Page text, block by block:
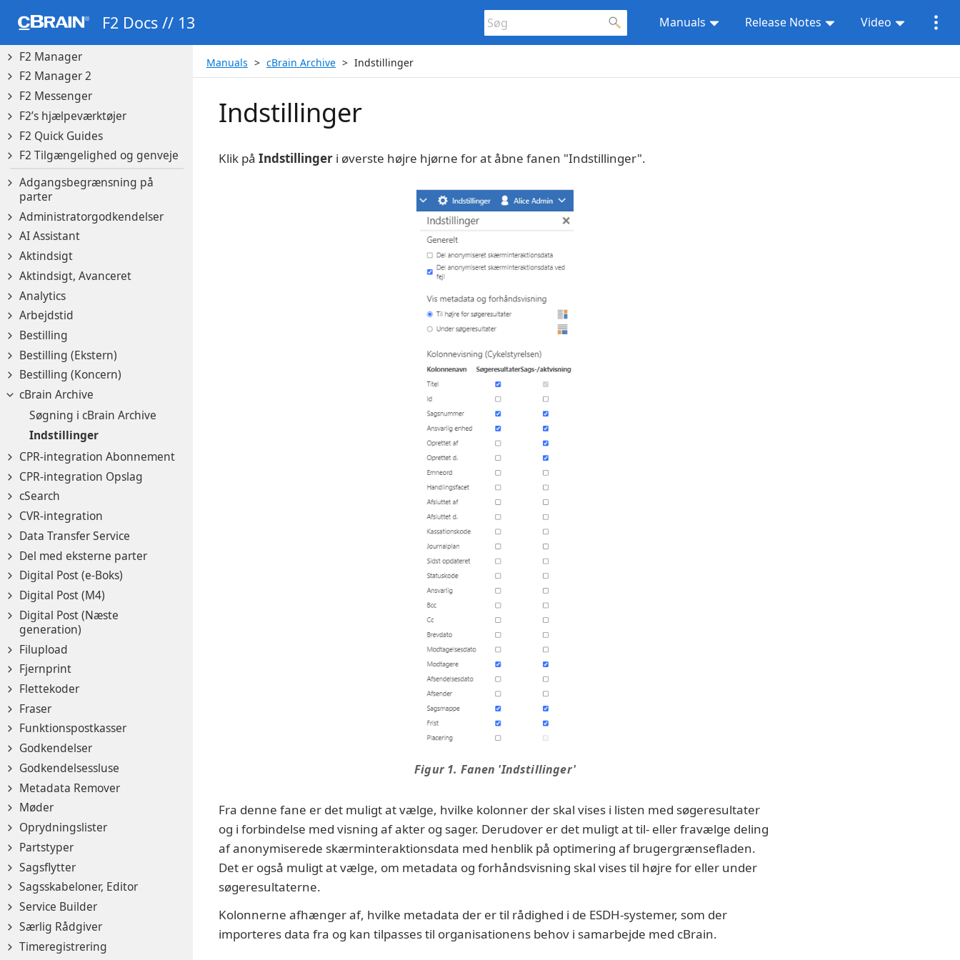
F2 Docs // 13 Manuals Release Notes Video
F2 Basis
F2 Manager
F2 Manager 2
F2 Messenger
F2’s hjælpeværktøjer
F2 Quick Guides
F2 Tilgængelighed og genveje
Adgangsbegrænsning på
parter
Administratorgodkendelser
AI Assistant
Aktindsigt
Aktindsigt, Avanceret
Analytics
Arbejdstid
Bestilling
Bestilling (Ekstern)
Bestilling (Koncern)
cBrain Archive
Søgning i cBrain Archive
Indstillinger
CPR-integration Abonnement
CPR-integration Opslag
cSearch
CVR-integration
Data Transfer Service
Del med eksterne parter
Digital Post (e-Boks)
Digital Post (M4)
Digital Post (Næste
generation)
Filupload
Fjernprint
Flettekoder
Fraser
Funktionspostkasser
Godkendelser
Godkendelsessluse
Metadata Remover
Møder
Oprydningslister
Partstyper
Sagsflytter
Sagsskabeloner, Editor
Service Builder
Særlig Rådgiver
Timeregistrering
Manuals cBrain Archive Indstillinger
Indstillinger
Klik på Indstillinger i øverste højre hjørne for at åbne fanen "Indstillinger".
Figur 1. Fanen 'Indstillinger'
Fra denne fane er det muligt at vælge, hvilke kolonner der skal vises i listen med søgeresultater
og i forbindelse med visning af akter og sager. Derudover er det muligt at til- eller fravælge deling
af anonymiserede skærminteraktionsdata med henblik på optimering af brugergrænsefladen.
Det er også muligt at vælge, om metadata og forhåndsvisning skal vises til højre for eller under
søgeresultaterne.
Kolonnerne afhænger af, hvilke metadata der er til rådighed i de ESDH-systemer, som der
importeres data fra og kan tilpasses til organisationens behov i samarbejde med cBrain.